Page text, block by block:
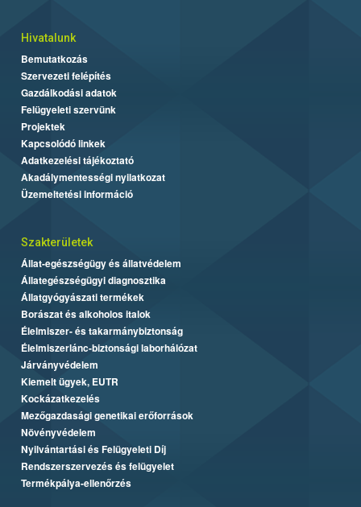
Hivatalunk
Bemutatkozás
Szervezeti felépítés
Gazdálkodási adatok
Felügyeleti szervünk
Projektek
Kapcsolódó linkek
Adatkezelési tájékoztató
Akadálymentességi nyilatkozat
Üzemeltetési információ
Szakterületek
Állat-egészségügy és állatvédelem
Állategészségügyi diagnosztika
Állatgyógyászati termékek
Borászat és alkoholos italok
Élelmiszer- és takarmánybiztonság
Élelmiszerlánc-biztonsági laborhálózat
Járványvédelem
Kiemelt ügyek, EUTR
Kockázatkezelés
Mezőgazdasági genetikai erőforrások
Növényvédelem
Nyilvántartási és Felügyeleti Díj
Rendszerszervezés és felügyelet
Termékpálya-ellenőrzés